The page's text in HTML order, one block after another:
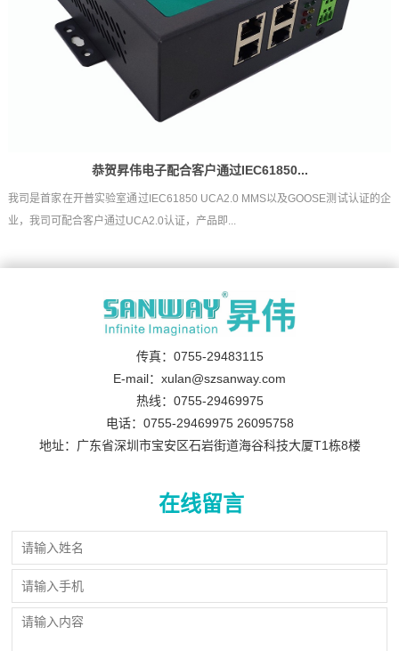
恭贺昇伟电子配合客户通过IEC61850...
我司是首家在开普实验室通过IEC61850 UCA2.0 MMS以及GOOSE测试认证的企
业，我司可配合客户通过UCA2.0认证，产品即...
传真：0755-29483115
E-mail：xulan@szsanway.com
热线：0755-29469975
电话：0755-29469975 26095758
地址：广东省深圳市宝安区石岩街道海谷科技大厦T1栋8楼
在线留言